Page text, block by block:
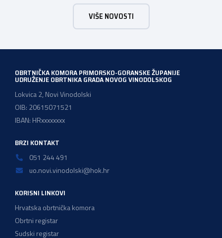
Primorsko-goranske županije s ponosom podržava i
promiče trud i posvećenost svojih obrtnika, koji doprinose
razvoju našeg društva i čine temelj našeg gospodarstva.
VIŠE NOVOSTI
OBRTNIČKA KOMORA PRIMORSKO-GORANSKE ŽUPANIJE
UDRUŽENJE OBRTNIKA GRADA NOVOG VINODOLSKOG
Lokvica 2, Novi Vinodolski
OIB: 20615071521
IBAN: HRxxxxxxxx
BRZI KONTAKT
051 244 491
uo.novi.vinodolski@hok.hr
KORISNI LINKOVI
Hrvatska obrtnička komora
Obrtni registar
Sudski registar